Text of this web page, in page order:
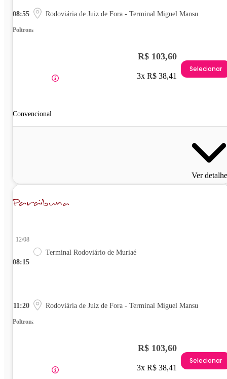
08:55 Rodoviária de Juiz de Fora - Terminal Miguel Mansu
Poltrona
Convencional
R$ 103,60
3x R$ 38,41
Selecionar
Ver
08:15
12/08
Terminal Rodoviário de Muriaé
11:20 Rodoviária de Juiz de Fora - Terminal Miguel Mansu
Poltrona
R$ 103,60
3x R$ 38,41
Selecionar